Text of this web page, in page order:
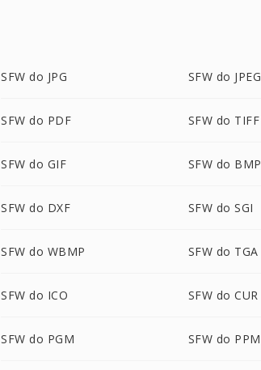
SFW do JPG SFW do JPEG
SFW do PDF SFW do TIFF
SFW do GIF SFW do BMP
SFW do DXF SFW do SGI
SFW do WBMP SFW do TGA
SFW do ICO SFW do CUR
SFW do PGM SFW do PPM